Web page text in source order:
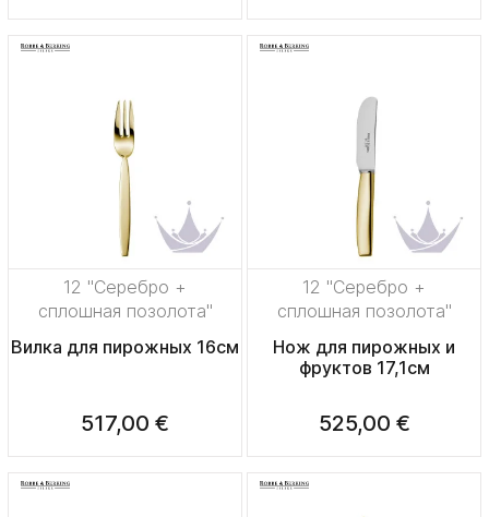
12 "Серебро +
сплошная позолота"
Вилка для пирожных 16см
517,00 €
12 "Серебро +
сплошная позолота"
Нож для пирожных и
фруктов 17,1см
525,00 €